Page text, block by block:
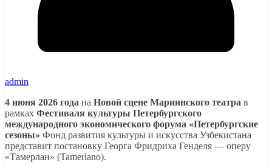
admin
4 июня 2026 года на Новой сцене Мариинского театра в
рамках Фестиваля культуры Петербургского
международного экономического форума «Петербургские
сезоны» Фонд развития культуры и искусства Узбекистана
представит постановку Георга Фридриха Генделя — оперу
«Тамерлан» (Tamerlano).